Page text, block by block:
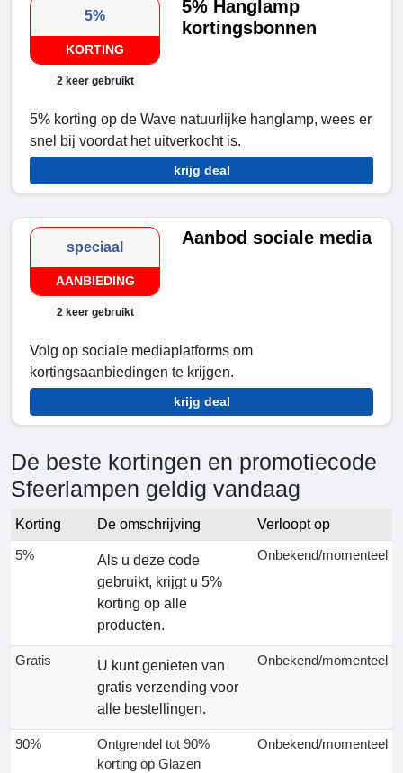
5%
KORTING
2 keer gebruikt
5% Hanglamp
kortingsbonnen
5% korting op de Wave natuurlijke hanglamp, wees er
snel bij voordat het uitverkocht is.
krijg deal
speciaal
AANBIEDING
2 keer gebruikt
Aanbod sociale media
Volg op sociale mediaplatforms om
kortingsaanbiedingen te krijgen.
krijg deal
De beste kortingen en promotiecode
Sfeerlampen geldig vandaag
Korting De omschrijving
Verloopt op
5%
Als u deze code
gebruikt, krijgt u 5%
korting op alle
producten.
Onbekend/momenteel
Gratis
U kunt genieten van
gratis verzending voor
alle bestellingen.
Onbekend/momenteel
90%
Ontgrendel tot 90%
korting op Glazen
Onbekend/momenteel